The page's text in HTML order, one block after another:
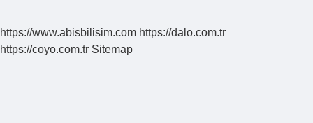
https://www.abisbilisim.com https://dalo.com.tr
https://coyo.com.tr Sitemap